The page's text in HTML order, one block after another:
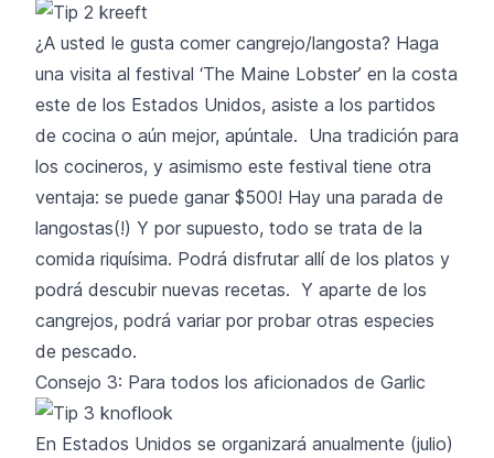
¿A usted le gusta comer cangrejo/langosta? Haga
una visita al festival ‘The Maine Lobster’ en la costa
este de los Estados Unidos, asiste a los partidos
de cocina o aún mejor, apúntale. Una tradición para
los cocineros, y asimismo este festival tiene otra
ventaja: se puede ganar $500! Hay una parada de
langostas(!) Y por supuesto, todo se trata de la
comida riquísima. Podrá disfrutar allí de los platos y
podrá descubir nuevas recetas. Y aparte de los
cangrejos, podrá variar por probar otras especies
de pescado.
Consejo 3: Para todos los aficionados de Garlic
En Estados Unidos se organizará anualmente (julio)